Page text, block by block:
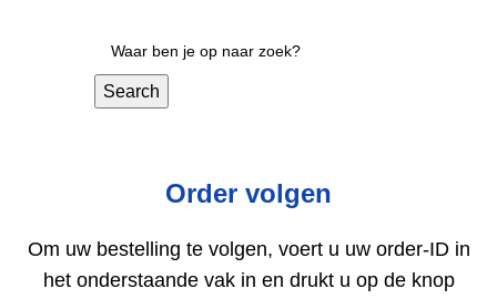
Search
Order volgen
Om uw bestelling te volgen, voert u uw order-ID in
het onderstaande vak in en drukt u op de knop